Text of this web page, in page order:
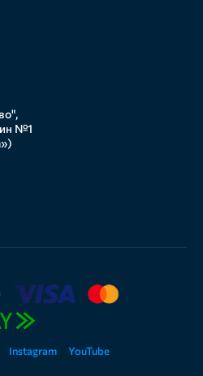
№1
Instagram YouTube